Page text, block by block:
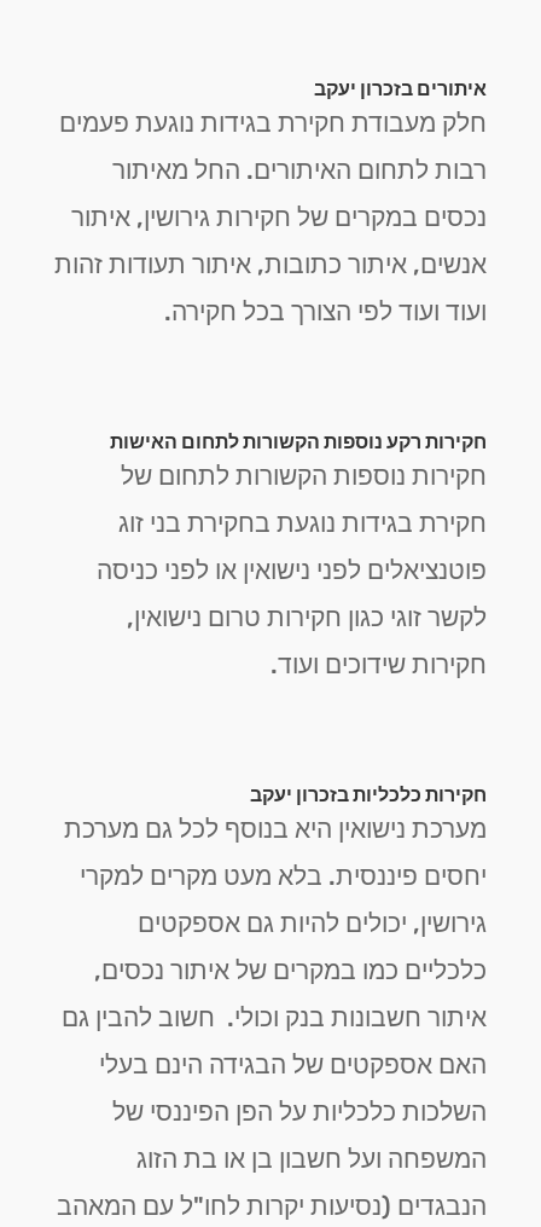
איתורים בזכרון יעקב
חלק מעבודת חקירת בגידות נוגעת פעמים
רבות לתחום האיתורים. החל מאיתור
נכסים במקרים של חקירות גירושין, איתור
אנשים, איתור כתובות, איתור תעודות זהות
ועוד ועוד לפי הצורך בכל חקירה.
חקירות רקע נוספות הקשורות לתחום האישות
חקירות נוספות הקשורות לתחום של
חקירת בגידות נוגעת בחקירת בני זוג
פוטנציאלים לפני נישואין או לפני כניסה
לקשר זוגי כגון חקירות טרום נישואין,
חקירות שידוכים ועוד.
חקירות כלכליות בזכרון יעקב
מערכת נישואין היא בנוסף לכל גם מערכת
יחסים פיננסית. בלא מעט מקרים למקרי
גירושין, יכולים להיות גם אספקטים
כלכליים כמו במקרים של איתור נכסים,
איתור חשבונות בנק וכולי. חשוב להבין גם
האם אספקטים של הבגידה הינם בעלי
השלכות כלכליות על הפן הפיננסי של
המשפחה ועל חשבון בן או בת הזוג
הנבגדים (נסיעות יקרות לחו"ל עם המאהב